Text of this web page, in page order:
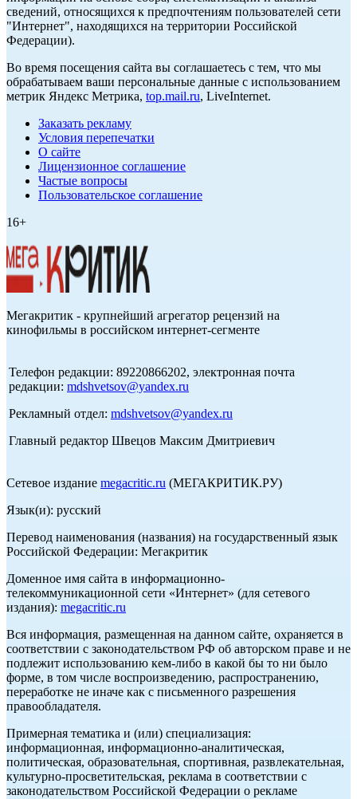
сведений, относящихся к предпочтениям пользователей сети
"Интернет", находящихся на территории Российской
Федерации).
Во время посещения сайта вы соглашаетесь с тем, что мы
обрабатываем ваши персональные данные с использованием
метрик Яндекс Метрика, top.mail.ru, LiveInternet.
Заказать рекламу
Условия перепечатки
О сайте
Лицензионное соглашение
Частые вопросы
Пользовательское соглашение
16+
Мегакритик - крупнейший агрегатор рецензий на
кинофильмы в российском интернет-сегменте
Телефон редакции: 89220866202, электронная почта
редакции: mdshvetsov@yandex.ru
Рекламный отдел: mdshvetsov@yandex.ru
Главный редактор Швецов Максим Дмитриевич
Сетевое издание megacritic.ru (МЕГАКРИТИК.РУ)
Язык(и): русский
Перевод наименования (названия) на государственный язык
Российской Федерации: Мегакритик
Доменное имя сайта в информационно-
телекоммуникационной сети «Интернет» (для сетевого
издания): megacritic.ru
Вся информация, размещенная на данном сайте, охраняется в
соответствии с законодательством РФ об авторском праве и не
подлежит использованию кем-либо в какой бы то ни было
форме, в том числе воспроизведению, распространению,
переработке не иначе как с письменного разрешения
правообладателя.
Примерная тематика и (или) специализация:
информационная, информационно-аналитическая,
политическая, образовательная, спортивная, развлекательная,
культурно-просветительская, реклама в соответствии с
законодательством Российской Федерации о рекламе